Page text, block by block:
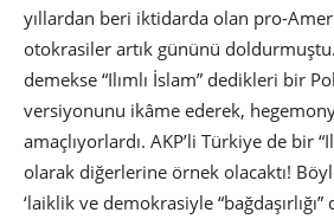
yıllardan beri iktidarda olan pro-
otokrasiler artık gününü
demekse “Ilımlı İslam” dedikleri bir
versiyonunu ikâme ederek,
amaçlıyorlardı. AKP’li Türkiye de bir
olarak diğerlerine örnek olacaktı!
‘laiklik ve demokrasiyle “bağdaşırlığı”